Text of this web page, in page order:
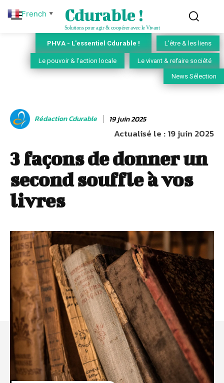
Cdurable !
Solutions pour agir & coopérer avec le Vivant
PHVA - L'essentiel Cdurable ! L'être & les liens
Le pouvoir & l'action locale Le vivant & refaire société
News Sélection
Rédaction Cdurable 19 juin 2025
Actualisé le :19 juin 2025
3 façons de donner un
second souffle à vos
livres
French ▼